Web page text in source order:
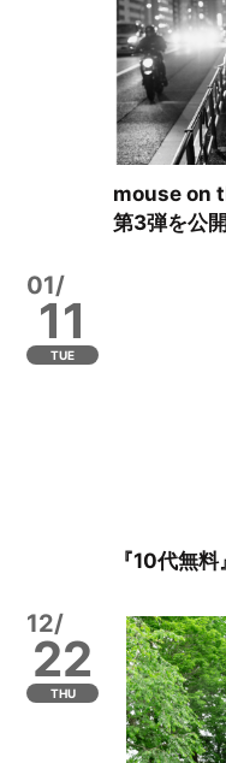
mouse on
第3弾を公開
01/
11
TUE
『10代無
12/
22
THU